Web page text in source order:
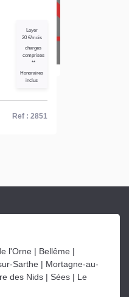
Loyer
20 €/mois
charges
comprises
**
Honoraires
inclus
Ref : 2851
l'Orne | Bellême |
Sarthe | Mortagne-au-
des Nids | Sées | Le